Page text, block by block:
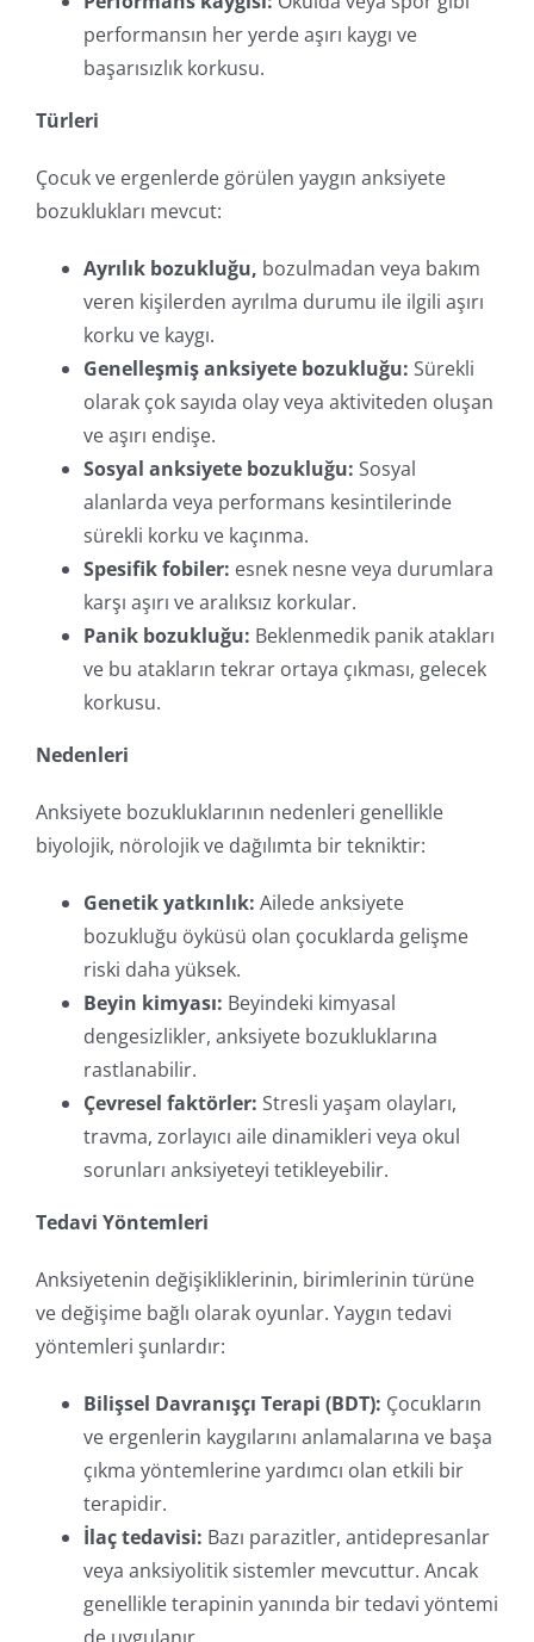
performansın her yerde aşırı kaygı ve
başarısızlık korkusu.
Türleri
Çocuk ve ergenlerde görülen yaygın anksiyete
bozuklukları mevcut:
Ayrılık bozukluğu, bozulmadan veya bakım
veren kişilerden ayrılma durumu ile ilgili aşırı
korku ve kaygı.
Genelleşmiş anksiyete bozukluğu: Sürekli
olarak çok sayıda olay veya aktiviteden oluşan
ve aşırı endişe.
Sosyal anksiyete bozukluğu: Sosyal
alanlarda veya performans kesintilerinde
sürekli korku ve kaçınma.
Spesifik fobiler: esnek nesne veya durumlara
karşı aşırı ve aralıksız korkular.
Panik bozukluğu: Beklenmedik panik atakları
ve bu atakların tekrar ortaya çıkması, gelecek
korkusu.
Nedenleri
Anksiyete bozukluklarının nedenleri genellikle
biyolojik, nörolojik ve dağılımta bir tekniktir:
Genetik yatkınlık: Ailede anksiyete
bozukluğu öyküsü olan çocuklarda gelişme
riski daha yüksek.
Beyin kimyası: Beyindeki kimyasal
dengesizlikler, anksiyete bozukluklarına
rastlanabilir.
Çevresel faktörler: Stresli yaşam olayları,
travma, zorlayıcı aile dinamikleri veya okul
sorunları anksiyeteyi tetikleyebilir.
Tedavi Yöntemleri
Anksiyetenin değişikliklerinin, birimlerinin türüne
ve değişime bağlı olarak oyunlar. Yaygın tedavi
yöntemleri şunlardır:
Bilişsel Davranışçı Terapi (BDT): Çocukların
ve ergenlerin kaygılarını anlamalarına ve başa
çıkma yöntemlerine yardımcı olan etkili bir
terapidir.
İlaç tedavisi: Bazı parazitler, antidepresanlar
veya anksiyolitik sistemler mevcuttur. Ancak
genellikle terapinin yanında bir tedavi yöntemi